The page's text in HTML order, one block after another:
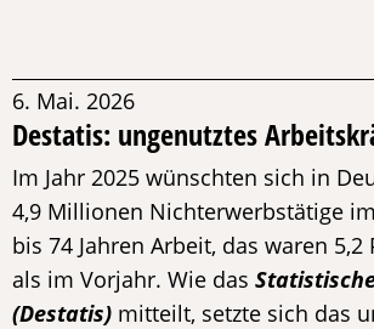
6. Mai. 2026
Destatis: ungenutztes
Im Jahr 2025 wünschten sich in
4,9 Millionen Nichterwerbstätige
bis 74 Jahren Arbeit, das waren
als im Vorjahr. Wie das
(Destatis) mitteilt, setzte sich das